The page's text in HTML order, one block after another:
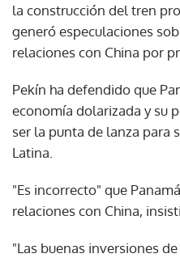
la construcción del tren
generó especulaciones
relaciones con China por
Pekín ha defendido que
economía dolarizada y su
ser la punta de lanza para
Latina.
"Es incorrecto" que
relaciones con China,
"Las buenas inversiones